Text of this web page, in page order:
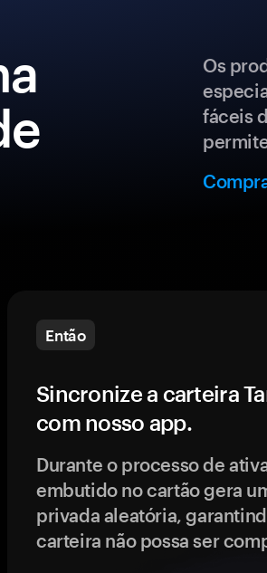
Os
fáceis
Então
Sincronize a carteira
com nosso app.
Durante o processo de
embutido no cartão gera
privada aleatória,
carteira não possa ser